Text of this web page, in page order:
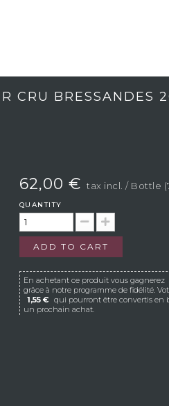
CRU BRESSANDES
62,00 € tax incl. / Bottle
QUANTITY
ADD TO CART
En achetant ce produit vous gagnerez
grâce à notre programme de fidélité.
1,55 € qui pourront être convertis en
un prochain achat.